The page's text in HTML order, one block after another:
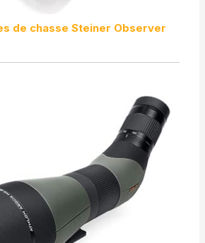
de chasse Steiner Observer